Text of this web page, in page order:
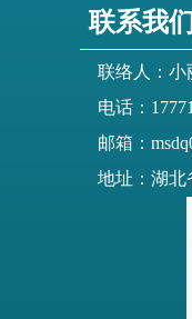
联系我们
联络人：小
电话：
邮箱：
地址：湖北